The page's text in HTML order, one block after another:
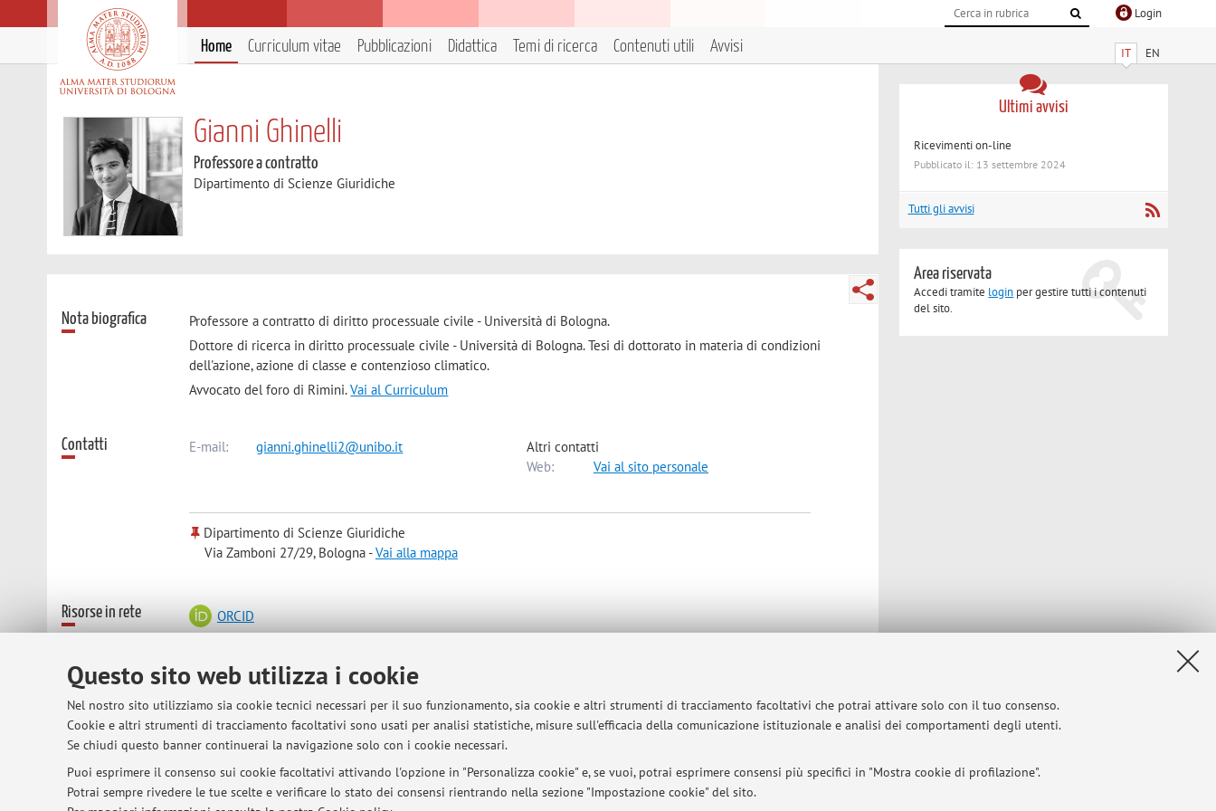
Questo sito web utilizza i cookie
Nel nostro sito utilizziamo sia cookie tecnici necessari per il suo funzionamento, sia cookie e altri strumenti di tracciamento facoltativi che potrai attivare solo con il tuo consenso.
Cookie e altri strumenti di tracciamento facoltativi sono usati per analisi statistiche, misure sull'efficacia della comunicazione istituzionale e analisi dei comportamenti degli utenti.
Se chiudi questo banner continuerai la navigazione solo con i cookie necessari.
Puoi esprimere il consenso sui cookie facoltativi attivando l'opzione in "Personalizza cookie" e, se vuoi, potrai esprimere consensi più specifici in "Mostra cookie di profilazione".
Potrai sempre rivedere le tue scelte e verificare lo stato dei consensi rientrando nella sezione "Impostazione cookie" del sito.
Login
IT EN
Home Curriculum vitae Pubblicazioni Didattica Temi di ricerca Contenuti utili Avvisi
Gianni Ghinelli
Professore a contratto
Dipartimento di Scienze Giuridiche
Nota biografica
Professore a contratto di diritto processuale civile - Università di Bologna.
Dottore di ricerca in diritto processuale civile - Università di Bologna. Tesi di dottorato in materia di condizioni
dell'azione, azione di classe e contenzioso climatico.
Avvocato del foro di Rimini.Vai al Curriculum
Contatti E-mail: gianni.ghinelli2@unibo.it
Altri contatti
Web:
Vai al sito personale
Dipartimento di Scienze Giuridiche
Via Zamboni 27/29, Bologna -Vai alla mappa
Risorse in rete ORCID
Orario di ricevimento I ricevimenti sono tenuti on-line. Si veda la sezione "avvisi".
Ultimi avvisi
Ricevimenti on-line
Pubblicato il: 13 settembre 2024
Tutti gli avvisi
Area riservata
Accedi tramite login per gestire tutti i contenuti
del sito.
© 2026 - ALMA MATER STUDIORUM - Università di Bologna - Via Zamboni, 33 - 40126 Bologna - Partita IVA: 01131710376 Privacy|Note legali| Impostazioni Cookie